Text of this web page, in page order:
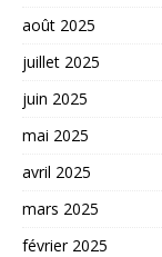
août 2025
juillet 2025
juin 2025
mai 2025
avril 2025
mars 2025
février 2025